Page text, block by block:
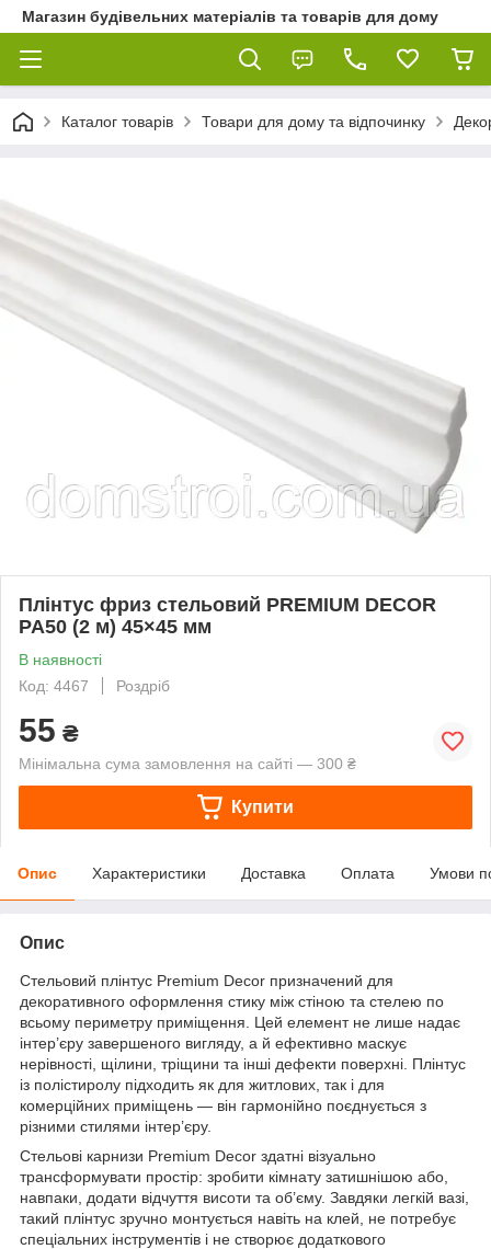
Магазин будівельних матеріалів та товарів для дому
Каталог товарів Товари для дому та відпочинку
Плінтус фриз стельовий PREMIUM DECOR
PA50 (2 м) 45×45 мм
В наявності
Код: 4467
Роздріб
55 ₴
Мінімальна сума замовлення на сайті — 300 ₴
Купити
Опис Характеристики Доставка Оплата Умови
Опис
Стельовий плінтус Premium Decor призначений для
декоративного оформлення стику між стіною та стелею по
всьому периметру приміщення. Цей елемент не лише надає
інтер’єру завершеного вигляду, а й ефективно маскує
нерівності, щілини, тріщини та інші дефекти поверхні. Плінтус
із полістиролу підходить як для житлових, так і для
комерційних приміщень — він гармонійно поєднується з
різними стилями інтер’єру.
Стельові карнизи Premium Decor здатні візуально
трансформувати простір: зробити кімнату затишнішою або,
навпаки, додати відчуття висоти та об’єму. Завдяки легкій вазі,
такий плінтус зручно монтується навіть на клей, не потребує
спеціальних інструментів і не створює додаткового